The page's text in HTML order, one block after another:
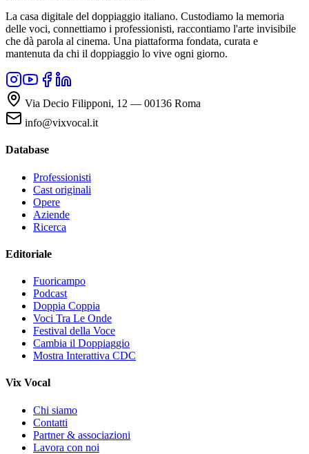
La casa digitale del doppiaggio italiano. Custodiamo la memoria
delle voci, connettiamo i professionisti, raccontiamo l'arte invisibile
che dà parola al cinema. Una piattaforma fondata, curata e
mantenuta da chi il doppiaggio lo vive ogni giorno.
Via Decio Filipponi, 12 — 00136 Roma
info@vixvocal.it
Database
Professionisti
Cast originali
Opere
Aziende
Ricerca
Editoriale
Fuoricampo
Podcast
Doppia Coppia
Voci Tra Le Onde
Festival della Voce
Cambia il Doppiaggio
Mostra Interattiva CDC
Vix Vocal
Chi siamo
Contatti
Partner & associazioni
Lavora con noi